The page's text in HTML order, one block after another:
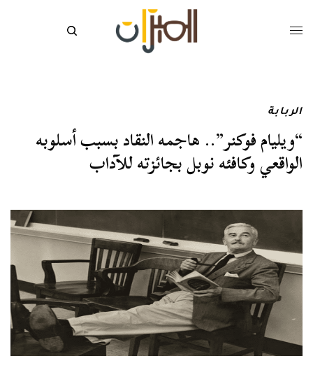
الربابة
“ويليام فوكنر”.. هاجمه النقاد بسبب أسلوبه
الواقعي وكافئه نوبل بجائزته للآداب